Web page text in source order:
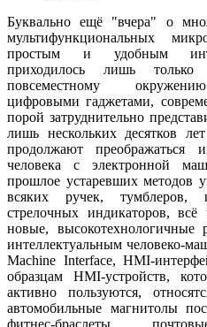
Буквально ещё "вчера" о
мультифункциональных
простым и удобным
приходилось лишь
повсеместному
цифровыми гаджетами,
порой затруднительно
лишь нескольких десятков
продолжают преображаться
человека с электронной
прошлое устаревших методов
всяких ручек, тумблеров,
стрелочных индикаторов,
новые, высокотехнологичные
интеллектуальным человеко-
Machine Interface, HMI-
образцам HMI-устройств,
активно пользуются,
автомобильные магнитолы
фитнес-браслеты,